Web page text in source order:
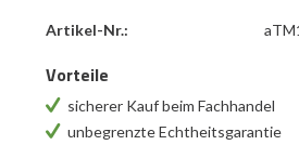
Artikel-Nr.:
Vorteile
sicherer Kauf beim Fachhandel
unbegrenzte Echtheitsgarantie